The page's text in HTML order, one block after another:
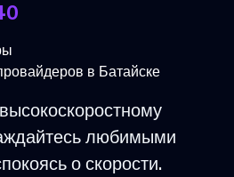
в Батайске
любимыми
о скорости.